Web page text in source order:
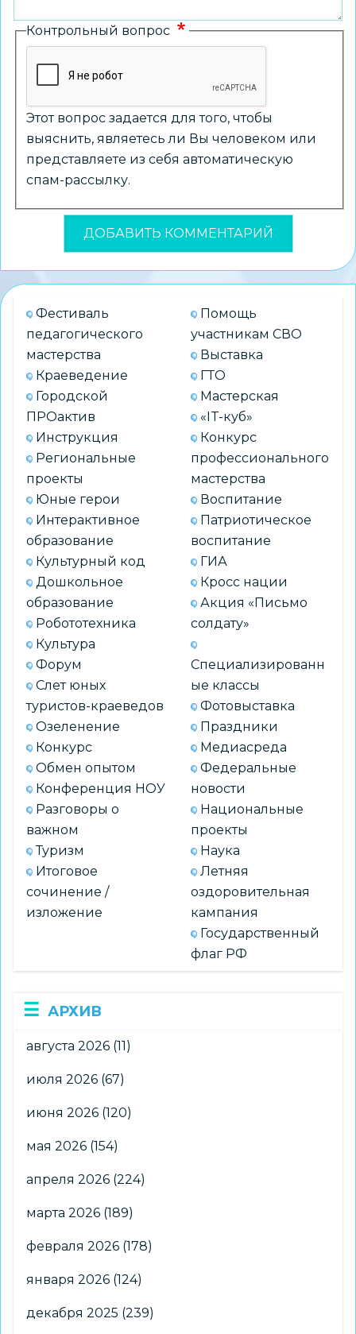
Контрольный вопрос
Этот вопрос задается для того, чтобы
выяснить, являетесь ли Вы человеком или
представляете из себя автоматическую
спам-рассылку.
Фестиваль
педагогического
мастерства
Краеведение
Городской
ПРОактив
Инструкция
Региональные
проекты
Юные герои
Интерактивное
образование
Культурный код
Дошкольное
образование
Робототехника
Культура
Форум
Слет юных
туристов-краеведов
Озеленение
Конкурс
Обмен опытом
Конференция НОУ
Разговоры о
важном
Туризм
Итоговое
сочинение /
изложение
Помощь
участникам СВО
Выставка
ГТО
Мастерская
«IT-куб»
Конкурс
профессионального
мастерства
Воспитание
Патриотическое
воспитание
ГИА
Кросс нации
Акция «Письмо
солдату»
Специализированн
ые классы
Фотовыставка
Праздники
Медиасреда
Федеральные
новости
Национальные
проекты
Наука
Летняя
оздоровительная
кампания
Государственный
флаг РФ
АРХИВ
августа 2026 (11)
июля 2026 (67)
июня 2026 (120)
мая 2026 (154)
апреля 2026 (224)
марта 2026 (189)
февраля 2026 (178)
января 2026 (124)
декабря 2025 (239)